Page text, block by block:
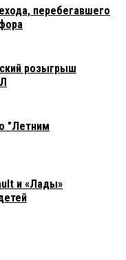
перебегавшего
розыгрыш
"Летним
и «Лады»